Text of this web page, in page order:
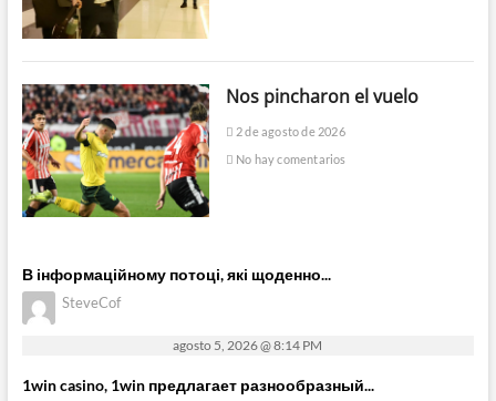
Nos pincharon el vuelo
2 de agosto de 2026
No hay comentarios
В інформаційному потоці, які щоденно...
SteveCof
agosto 5, 2026 @ 8:14 PM
1win casino, 1win предлагает разнообразный...